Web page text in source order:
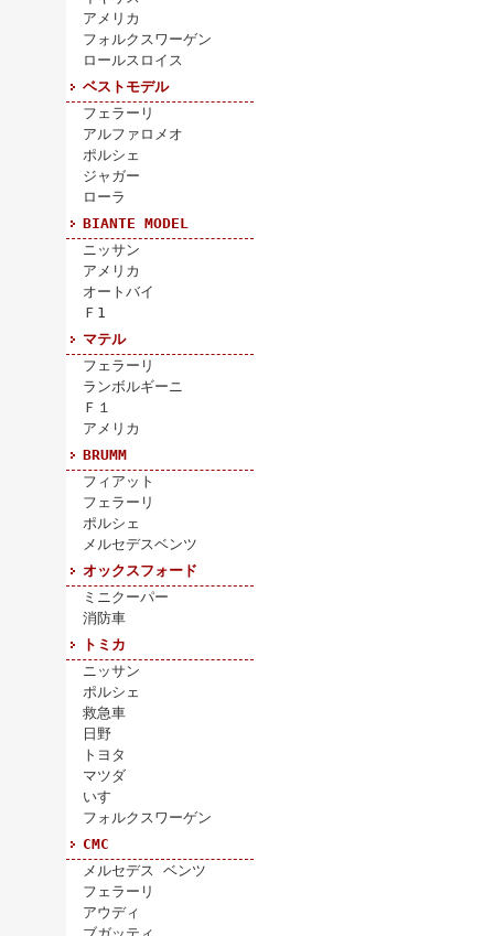
アメリカ
フォルクスワーゲン
ロールスロイス
ベストモデル
フェラーリ
アルファロメオ
ポルシェ
ジャガー
ローラ
BIANTE MODEL
ニッサン
アメリカ
オートバイ
Ｆ1
マテル
フェラーリ
ランボルギーニ
Ｆ１
アメリカ
BRUMM
フィアット
フェラーリ
ポルシェ
メルセデスベンツ
オックスフォード
ミニクーパー
消防車
トミカ
ニッサン
ポルシェ
救急車
日野
トヨタ
マツダ
いすゞ
フォルクスワーゲン
CMC
メルセデス ベンツ
フェラーリ
アウディ